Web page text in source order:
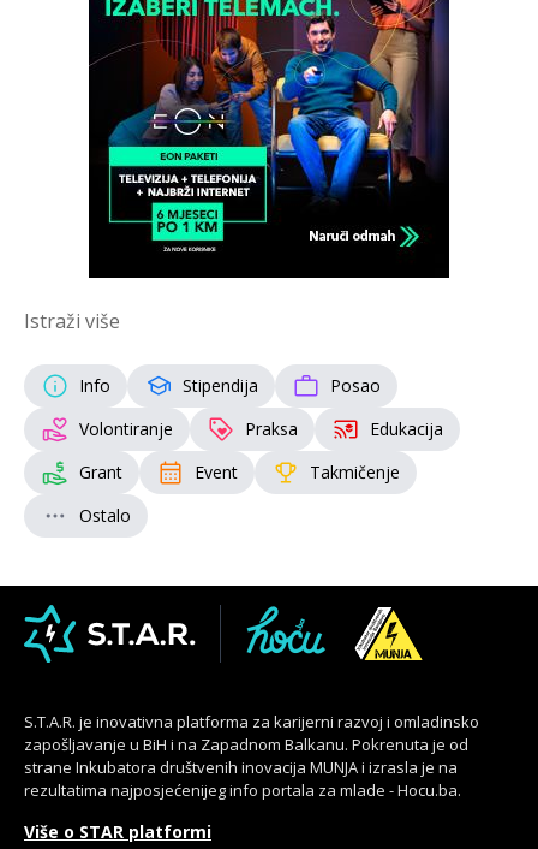
Istraži više
Info Stipendija
Posao
Volontiranje
Praksa
Edukacija
Grant
Event
Takmičenje
Ostalo
S.T.A.R. je inovativna platforma za karijerni razvoj i omladinsko
zapošljavanje u BiH i na Zapadnom Balkanu. Pokrenuta je od
strane Inkubatora društvenih inovacija MUNJA i izrasla je na
rezultatima najposjećenijeg info portala za mlade - Hocu.ba.
Više o STAR platformi